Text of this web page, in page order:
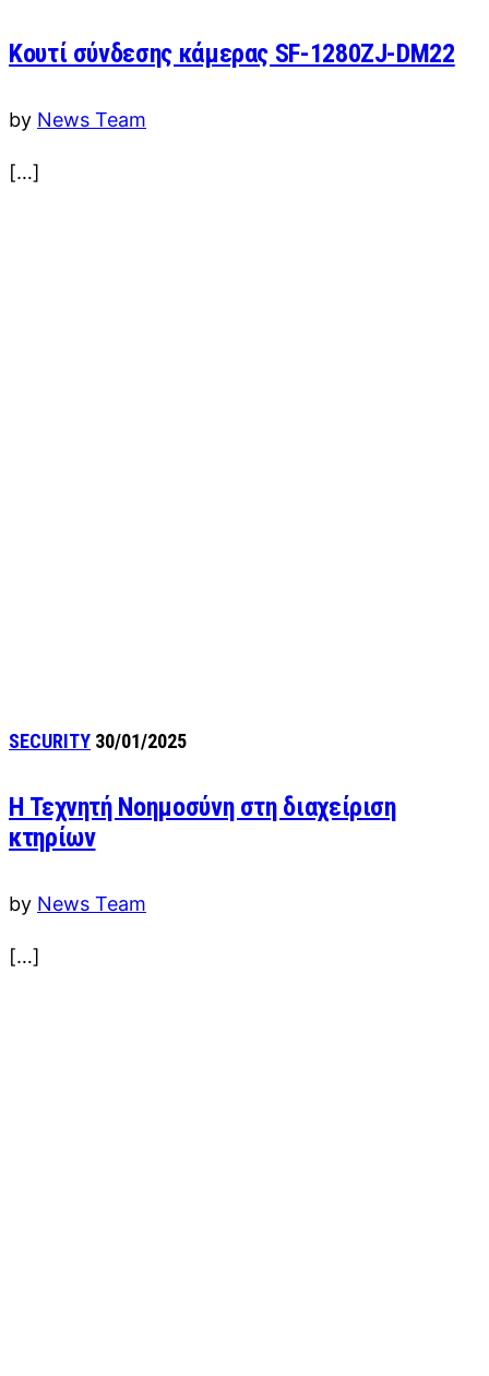
Κουτί σύνδεσης κάμερας SF-1280ZJ-DM22
by News Team
[…]
SECURITY 30/01/2025
Η Τεχνητή Νοημοσύνη στη διαχείριση
κτηρίων
by News Team
[…]